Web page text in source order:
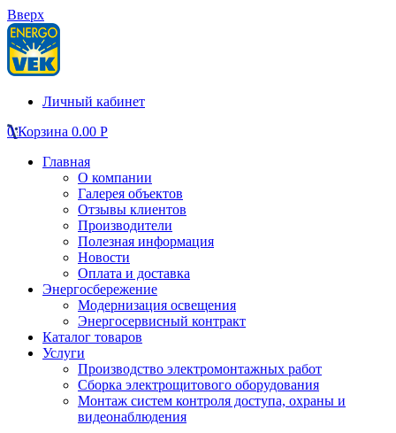
Вверх
Личный кабинет
0 Корзина 0.00 Р
Главная
О компании
Галерея объектов
Отзывы клиентов
Производители
Полезная информация
Новости
Оплата и доставка
Энергосбережение
Модернизация освещения
Энергосервисный контракт
Каталог товаров
Услуги
Производство электромонтажных работ
Сборка электрощитового оборудования
Монтаж систем контроля доступа, охраны и
видеонаблюдения